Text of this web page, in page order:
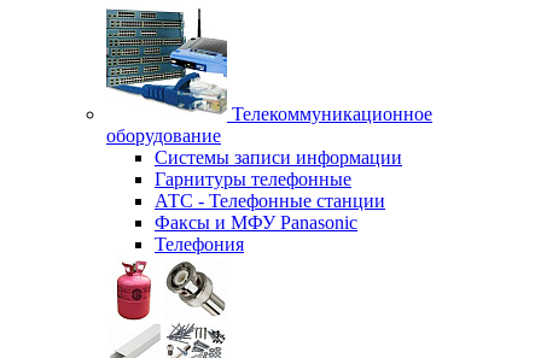
Телекоммуникационное
оборудование
Системы записи информации
Гарнитуры телефонные
АТС - Телефонные станции
Факсы и МФУ Panasonic
Телефония